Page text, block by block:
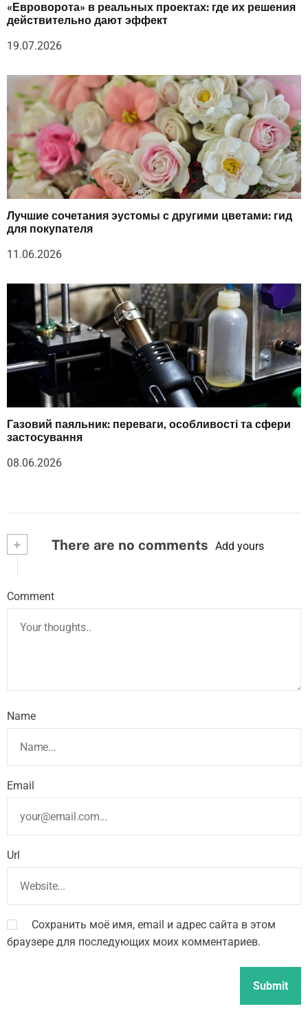
«Евроворота» в реальных проектах: где их решения
действительно дают эффект
19.07.2026
Лучшие сочетания эустомы с другими цветами: гид
для покупателя
11.06.2026
Газовий паяльник: переваги, особливості та сфери
застосування
08.06.2026
+ There are no comments Add yours
Comment
Name
Email
Url
Сохранить моё имя, email и адрес сайта в этом
браузере для последующих моих комментариев.